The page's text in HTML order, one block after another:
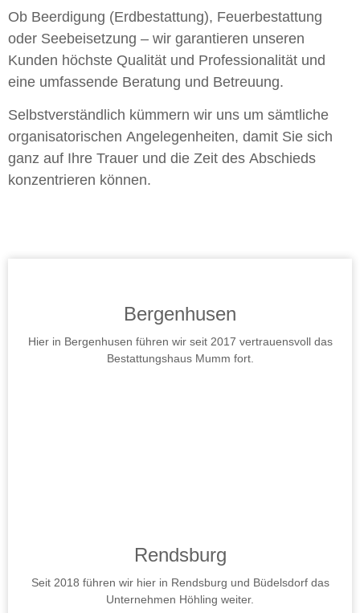
Ob Beerdigung (Erdbestattung), Feuerbestattung
oder Seebeisetzung – wir garantieren unseren
Kunden höchste Qualität und Professionalität und
eine umfassende Beratung und Betreuung.
Selbstverständlich kümmern wir uns um sämtliche
organisatorischen Angelegenheiten, damit Sie sich
ganz auf Ihre Trauer und die Zeit des Abschieds
konzentrieren können.
Bergenhusen
Hier in Bergenhusen führen wir seit 2017 vertrauensvoll das
Bestattungshaus Mumm fort.
Rendsburg
Seit 2018 führen wir hier in Rendsburg und Büdelsdorf das
Unternehmen Höhling weiter.